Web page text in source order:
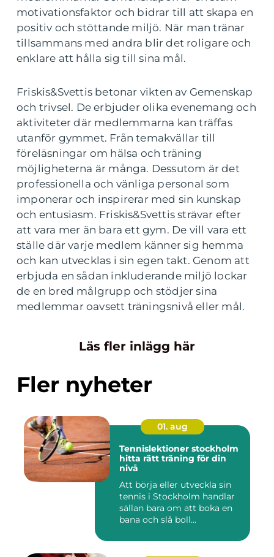
motivationsfaktor och bidrar till att skapa en
positiv och stöttande miljö. När man tränar
tillsammans med andra blir det roligare och
enklare att hålla sig till sina mål.
Friskis&Svettis betonar vikten av Gemenskap
och trivsel. De erbjuder olika evenemang och
aktiviteter där medlemmarna kan träffas
utanför gymmet. Från temakvällar till
föreläsningar om hälsa och träning
möjligheterna är många. Dessutom är det
professionella och vänliga personal som
imponerar och inspirerar med sin kunskap
och entusiasm. Friskis&Svettis strävar efter
att vara mer än bara ett gym. De vill vara ett
ställe där varje medlem känner sig hemma
och kan utvecklas i sin egen takt. Genom att
erbjuda en sådan inkluderande miljö lockar
de en bred målgrupp och stödjer sina
medlemmar oavsett träningsnivå eller mål.
Läs fler inlägg här
Fler nyheter
01. aug
Tennislektioner stockholm
hitta rätt träning för din
nivå
Att börja eller utveckla sin
tennis i Stockholm handlar
sällan bara om att boka en
bana och slå boll...